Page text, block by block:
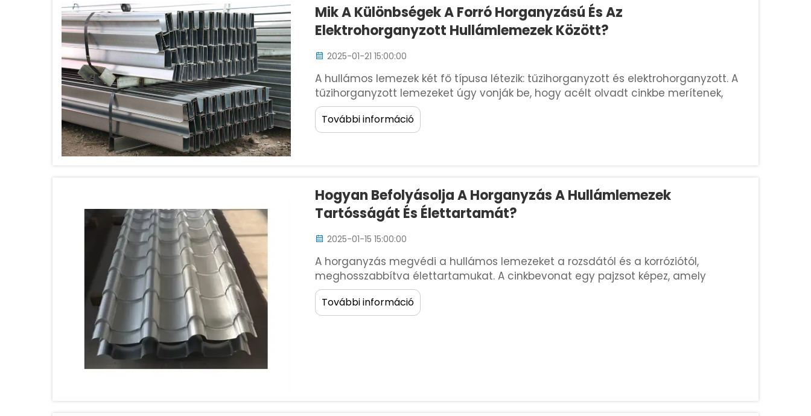
Mik A Különbségek A Forró Horganyzású És Az
Elektrohorganyzott Hullámlemezek Között?
2025-01-21 15:00:00
A hullámos lemezek két fő típusa létezik: tűzihorganyzott és elektrohorganyzott. A
tűzihorganyzott lemezeket úgy vonják be, hogy acélt olvadt cinkbe merítenek,
vastag, tartós réteget létrehozva. Az elektrohorganyzott lemezek elektromos
áramot használnak a...
További információ
Hogyan Befolyásolja A Horganyzás A Hullámlemezek
Tartósságát És Élettartamát?
2025-01-15 15:00:00
A horganyzás megvédi a hullámos lemezeket a rozsdától és a korróziótól,
meghosszabbítva élettartamukat. A cinkbevonat egy pajzsot képez, amely
blokkolja a nedvességet és a káros vegyi anyagokat. Ez a védőréteg biztosítja,
hogy az alatta lévő fém épségben maradjon. Ön a...
További információ